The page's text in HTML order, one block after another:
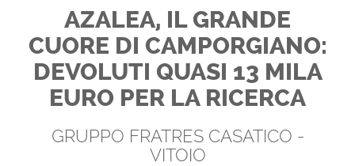
AZALEA, IL GRANDE
CUORE DI CAMPORGIANO:
DEVOLUTI QUASI 13 MILA
EURO PER LA RICERCA
GRUPPO FRATRES CASATICO -
VITOIO